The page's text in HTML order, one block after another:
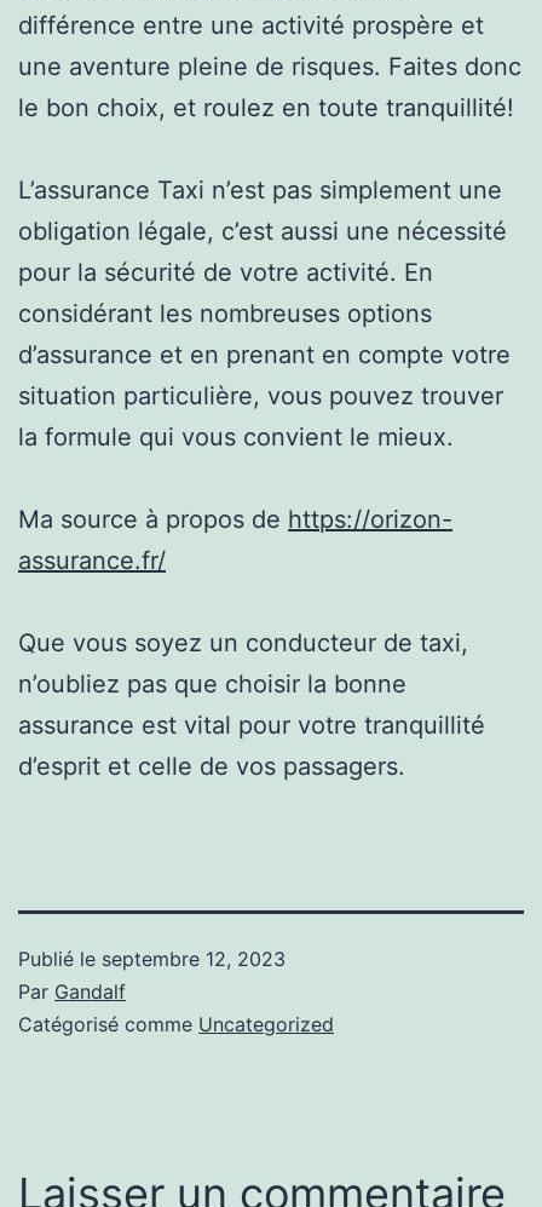
différence entre une activité prospère et
une aventure pleine de risques. Faites donc
le bon choix, et roulez en toute tranquillité!
L’assurance Taxi n’est pas simplement une
obligation légale, c’est aussi une nécessité
pour la sécurité de votre activité. En
considérant les nombreuses options
d’assurance et en prenant en compte votre
situation particulière, vous pouvez trouver
la formule qui vous convient le mieux.
Ma source à propos de https://orizon-
assurance.fr/
Que vous soyez un conducteur de taxi,
n’oubliez pas que choisir la bonne
assurance est vital pour votre tranquillité
d’esprit et celle de vos passagers.
Publié le septembre 12, 2023
Par Gandalf
Catégorisé comme Uncategorized
Laisser un commentaire